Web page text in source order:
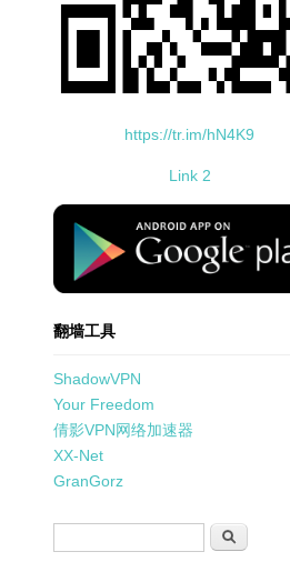
https://tr.im/hN4K9
Link 2
standard-icon-googleplay-
翻墙工具
ShadowVPN
Your Freedom
倩影VPN网络加速器
XX-Net
GranGorz
搜索